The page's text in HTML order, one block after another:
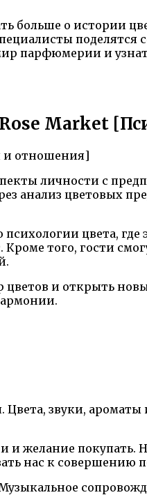
больше о истории
поделятся
парфюмерии и
Market
личности с
анализ цветовых
цвета, где
того, гости
цветов и открыть
звуки,
желание покупать.
нас к совершению